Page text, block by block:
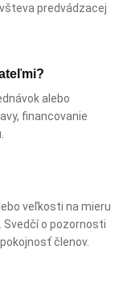
predvádzacej
alebo
financovanie
veľkosti na mieru
Svedčí o pozornosti
členov.